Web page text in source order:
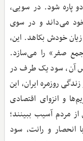
پاره شود. در سویی،
می‌داند و در سوی
خودش بکاهد. این،
صفر» را می‌سازد.
آن، سود یک طرف در
روزمره ایران، این
و انزوای اقتصادی
مردم آسیب ببینند؛
انحصار و رانت، سود